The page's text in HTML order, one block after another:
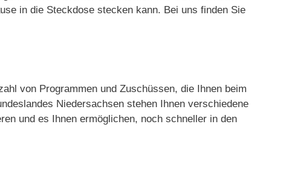
in die Steckdose stecken kann. Bei uns finden Sie
von Programmen und Zuschüssen, die Ihnen beim
Niedersachsen stehen Ihnen verschiedene
und es Ihnen ermöglichen, noch schneller in den